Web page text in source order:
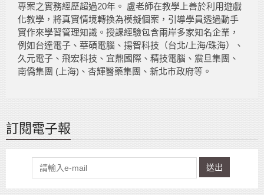
專案之實務經歷超過20年。 盧老師在教學上善於利用遊戲
化教學，將真實情境轉換為模擬個案，引導學員透過動手
實作來學習管理知識。授課經驗包含兩岸多家知名企業，
例如台達電子、華碩電腦、揚智科技（台北/上海/珠海）、
久元電子、飛宏科技、宜鼎國際、精技電腦、震旦集團、
南僑集團 (上海)、杏輝醫藥集團、新北市政府等。
訂閱電子報
送出